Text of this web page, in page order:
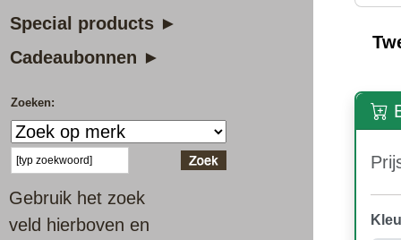
Special products ►
Cadeaubonnen ►
Zoeken:
Gebruik het zoek
veld hierboven en